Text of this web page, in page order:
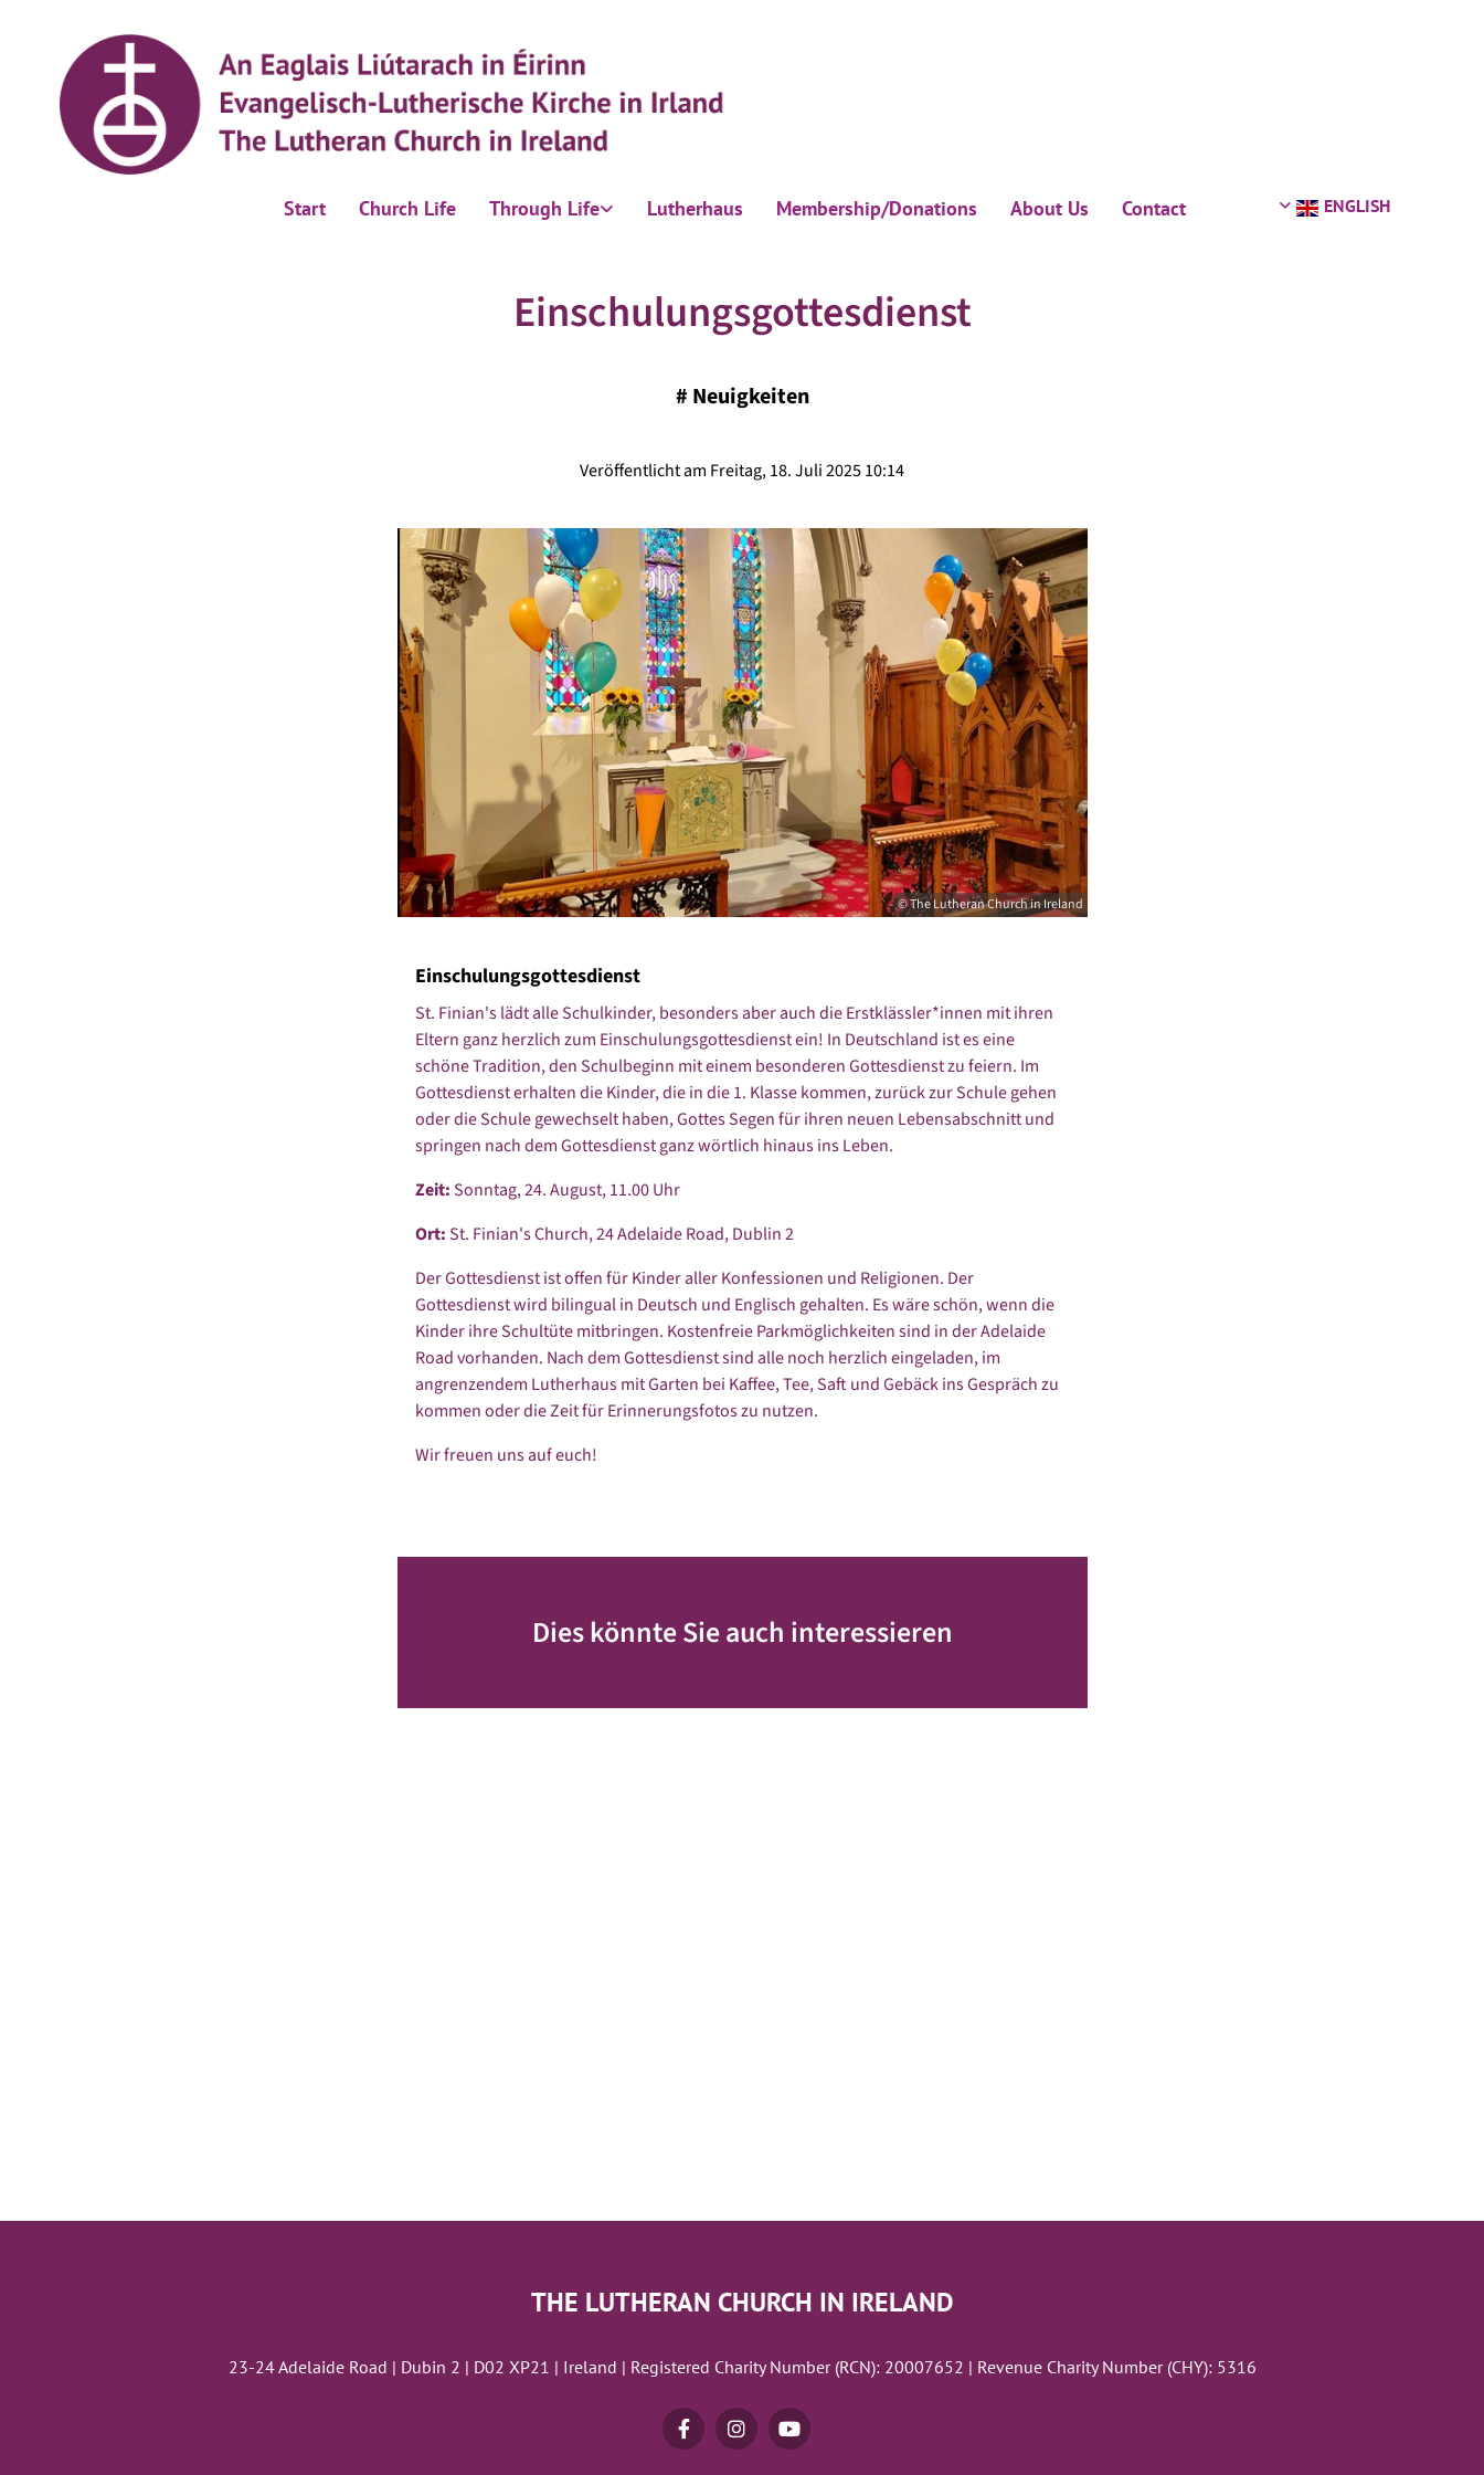
Start Church Life Through Life Lutherhaus Membership/Donations About Us Contact ENGLISH
Einschulungsgottesdienst
# Neuigkeiten
Veröffentlicht am Freitag, 18. Juli 2025 10:14
© The Lutheran Church in Ireland
Einschulungsgottesdienst
St. Finian's lädt alle Schulkinder, besonders aber auch die Erstklässler*innen mit ihren
Eltern ganz herzlich zum Einschulungsgottesdienst ein! In Deutschland ist es eine
schöne Tradition, den Schulbeginn mit einem besonderen Gottesdienst zu feiern. Im
Gottesdienst erhalten die Kinder, die in die 1. Klasse kommen, zurück zur Schule gehen
oder die Schule gewechselt haben, Gottes Segen für ihren neuen Lebensabschnitt und
springen nach dem Gottesdienst ganz wörtlich hinaus ins Leben.
Zeit:Sonntag, 24. August, 11.00 Uhr
Ort:St. Finian's Church, 24 Adelaide Road, Dublin 2
Der Gottesdienst ist offen für Kinder aller Konfessionen und Religionen. Der
Gottesdienst wird bilingual in Deutsch und Englisch gehalten. Es wäre schön, wenn die
Kinder ihre Schultüte mitbringen. Kostenfreie Parkmöglichkeiten sind in der Adelaide
Road vorhanden. Nach dem Gottesdienst sind alle noch herzlich eingeladen, im
angrenzendem Lutherhaus mit Garten bei Kaffee, Tee, Saft und Gebäck ins Gespräch zu
kommen oder die Zeit für Erinnerungsfotos zu nutzen.
Wir freuen uns auf euch!
Dies könnte Sie auch interessieren
THE LUTHERAN CHURCH IN IRELAND
23-24 Adelaide Road | Dubin 2 | D02 XP21 | Ireland | Registered Charity Number (RCN): 20007652 | Revenue Charity Number (CHY): 5316